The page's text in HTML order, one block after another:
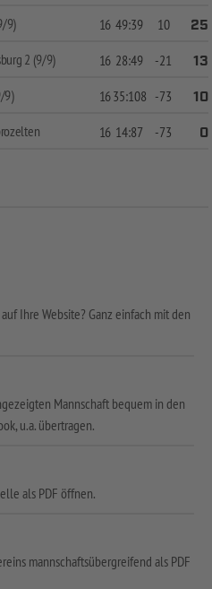
9) 16 49:39 10
25
2 (9/9) 16 28:49 -21
13
9) 1635:108 -73
10
16 14:87 -73 0
Ihre Website? Ganz einfach mit den
Mannschaft bequem in den
u.a. übertragen.
als PDF öffnen.
mannschaftsübergreifend als PDF